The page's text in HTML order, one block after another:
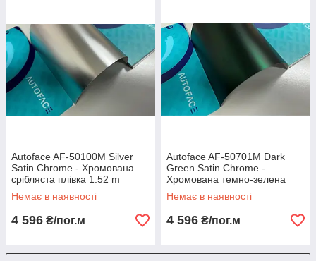
Autoface AF-50100M Silver
Satin Chrome - Хромована
срібляста плівка 1.52 m
Немає в наявності
4 596 ₴/пог.м
Autoface AF-50701M Dark
Green Satin Chrome -
Хромована темно-зелена
сатинова плівка 1.52 m
Немає в наявності
4 596 ₴/пог.м